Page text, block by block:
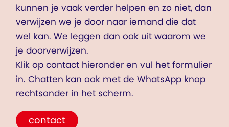
kunnen je vaak verder helpen en zo niet, dan
verwijzen we je door naar iemand die dat
wel kan. We leggen dan ook uit waarom we
je doorverwijzen.
Klik op contact hieronder en vul het formulier
in. Chatten kan ook met de WhatsApp knop
rechtsonder in het scherm.
contact